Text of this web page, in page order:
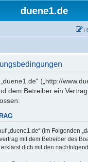
duene1.de
(„http://
dem Betreiber ein
„duene1.de“ (im Folgenden
mit dem Betreiber des
erklärst dich mit den